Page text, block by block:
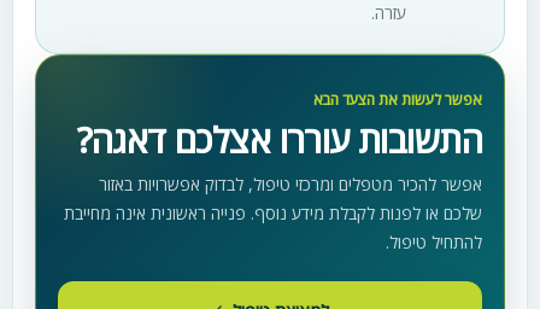
עזרה.
אפשר לעשות את הצעד הבא
התשובות עוררו אצלכם דאגה?
אפשר להכיר מטפלים ומרכזי טיפול, לבדוק אפשרויות באזור
שלכם או לפנות לקבלת מידע נוסף. פנייה ראשונית אינה מחייבת
להתחיל טיפול.